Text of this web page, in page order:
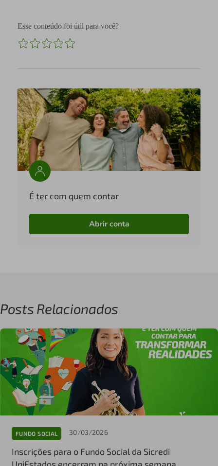
Esse conteúdo foi útil para você?
É ter com quem contar
Abrir conta
Posts Relacionados
FUNDO SOCIAL 30/03/2026
Inscrições para o Fundo Social da Sicredi